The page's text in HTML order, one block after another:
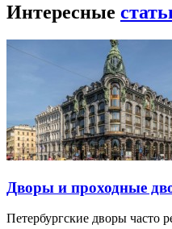
Интересные
Дворы и проходные
Петербургские дворы часто